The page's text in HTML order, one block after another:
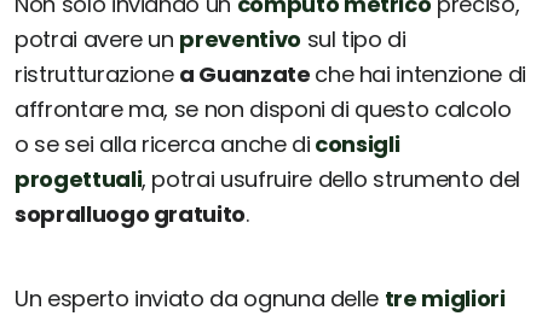
potrai avere un preventivo sul tipo di
ristrutturazione a Guanzate che hai intenzione di
affrontare ma, se non disponi di questo calcolo
o se sei alla ricerca anche di consigli
progettuali, potrai usufruire dello strumento del
sopralluogo gratuito.
Un esperto inviato da ognuna delle tre migliori